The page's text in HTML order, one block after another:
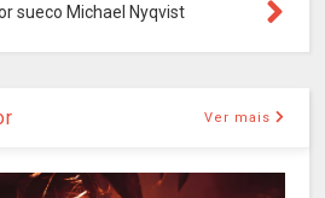
sueco Michael Nyqvist
Ver mais